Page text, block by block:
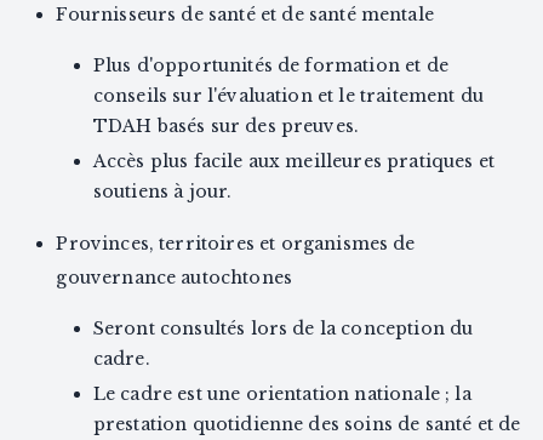
Fournisseurs de santé et de santé mentale
Plus d'opportunités de formation et de
conseils sur l'évaluation et le traitement du
TDAH basés sur des preuves.
Accès plus facile aux meilleures pratiques et
soutiens à jour.
Provinces, territoires et organismes de
gouvernance autochtones
Seront consultés lors de la conception du
cadre.
Le cadre est une orientation nationale ; la
prestation quotidienne des soins de santé et de